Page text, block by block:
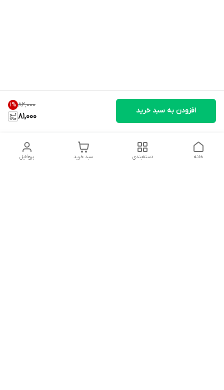
۸۲٬۰۰۰ 1%
81,000
افزودن به سبد خرید
پروفایل سبد خرید دسته‌بندی خانه